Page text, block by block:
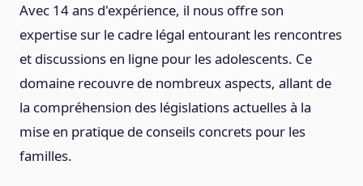
Avec 14 ans d'expérience, il nous offre son
expertise sur le cadre légal entourant les rencontres
et discussions en ligne pour les adolescents. Ce
domaine recouvre de nombreux aspects, allant de
la compréhension des législations actuelles à la
mise en pratique de conseils concrets pour les
familles.